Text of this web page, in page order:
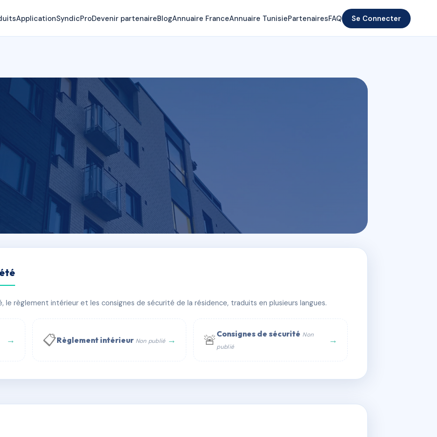
ApplicationSyndicProDevenir partenaireBlogAnnuaire FranceAnnuaire TunisiePartenairesFAQ Se Connecter
GIROUD
WhatsApp
règlement intérieur et les consignes de sécurité de la résidence, traduits en plusieurs langues.
→ 📋Règlement intérieur Non publié → 🚨 Consignes de sécurité Non
publié
→
AC1771476 🇫🇷